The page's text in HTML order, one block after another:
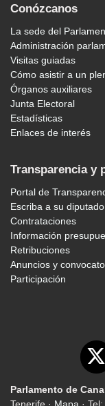
Conózcanos
La sede del
Administración
Visitas guiadas
Cómo asistir a un
Órganos auxiliares
Junta Electoral
Estadísticas
Enlaces de interés
Transparencia y
Portal de
Escriba a su
Contrataciones
Información
Retribuciones
Anuncios y
Participación
Parlamento de
Tenerife · Mapa ·